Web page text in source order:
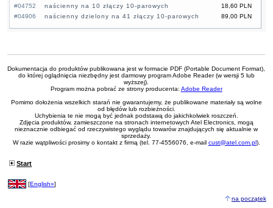
#04752
18,60 PLN
naścienny na 10 złączy 10-parowych
#04906
89,00 PLN
naścienny dzielony na 41 złączy 10-parowych
Dokumentacja do produktów publikowana jest w formacie PDF (Portable Document Format),
do której oglądnięcia niezbędny jest darmowy program Adobe Reader (w wersji 5 lub
wyższej).
Program można pobrać ze strony producenta: Adobe Reader
Pomimo dołożenia wszelkich starań nie gwarantujemy, że publikowane materiały są wolne
od błędów lub rozbieżności.
Uchybienia te nie mogą być jednak podstawą do jakichkolwiek roszczeń.
Zdjęcia produktów, zamieszczone na stronach internetowych Atel Electronics, mogą
nieznacznie odbiegać od rzeczywistego wyglądu towarów znajdujących się aktualnie w
sprzedaży.
W razie wątpliwości prosimy o kontakt z firmą (tel. 77-4556076, e-mail cust@atel.com.pl).
Start
[English»]
na początek